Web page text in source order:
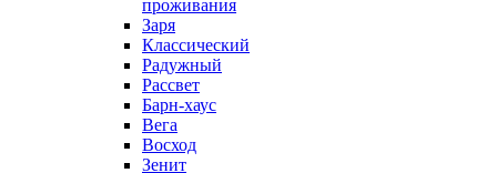
проживания
Заря
Классический
Радужный
Рассвет
Барн-хаус
Вега
Восход
Зенит